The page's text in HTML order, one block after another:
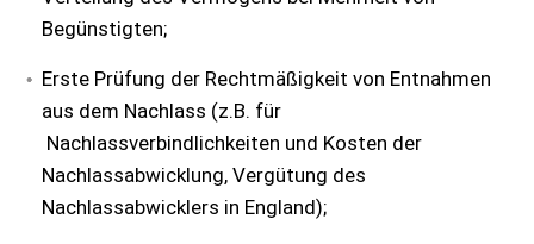
Begünstigten;
Erste Prüfung der Rechtmäßigkeit von Entnahmen
aus dem Nachlass (z.B. für
Nachlassverbindlichkeiten und Kosten der
Nachlassabwicklung, Vergütung des
Nachlassabwicklers in England);